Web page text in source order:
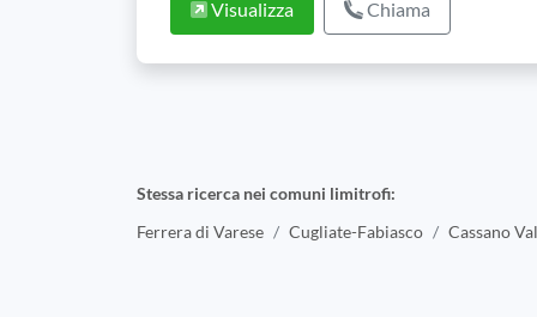
Visualizza Chiama
Stessa ricerca nei comuni limitrofi:
Ferrera di Varese
Cugliate-Fabiasco Cassano